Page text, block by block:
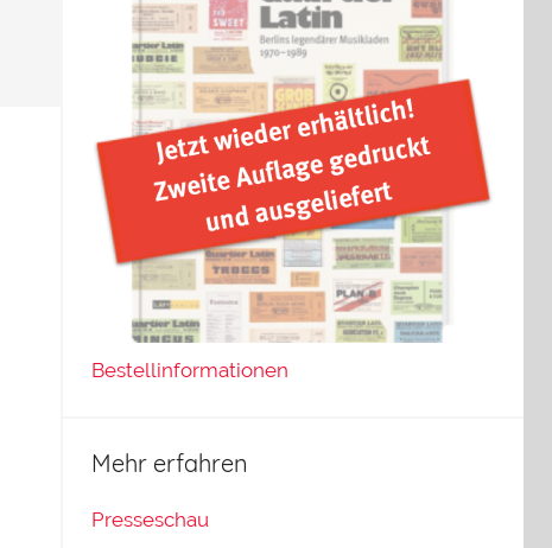
Bestellinformationen
Mehr erfahren
Presseschau